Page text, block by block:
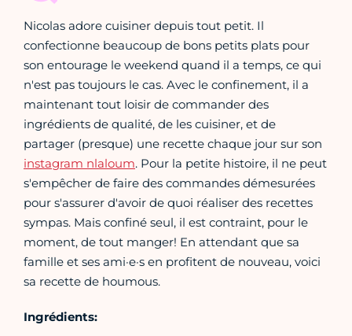
Nicolas adore cuisiner depuis tout petit. Il
confectionne beaucoup de bons petits plats pour
son entourage le weekend quand il a temps, ce qui
n'est pas toujours le cas. Avec le confinement, il a
maintenant tout loisir de commander des
ingrédients de qualité, de les cuisiner, et de
partager (presque) une recette chaque jour sur son
instagram nlaloum. Pour la petite histoire, il ne peut
s'empêcher de faire des commandes démesurées
pour s'assurer d'avoir de quoi réaliser des recettes
sympas. Mais confiné seul, il est contraint, pour le
moment, de tout manger! En attendant que sa
famille et ses ami·e·s en profitent de nouveau, voici
sa recette de houmous.
Ingrédients: